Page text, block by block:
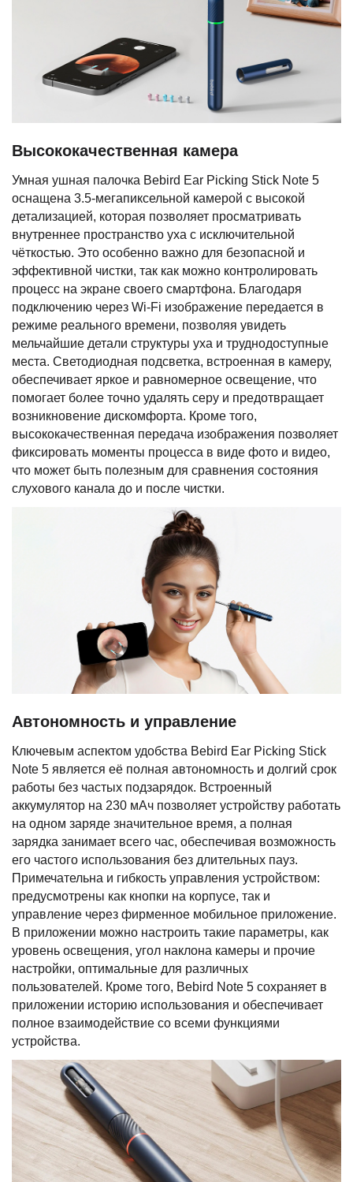
Высококачественная камера
Умная ушная палочка Bebird Ear Picking Stick Note 5
оснащена 3.5-мегапиксельной камерой с высокой
детализацией, которая позволяет просматривать
внутреннее пространство уха с исключительной
чёткостью. Это особенно важно для безопасной и
эффективной чистки, так как можно контролировать
процесс на экране своего смартфона. Благодаря
подключению через Wi-Fi изображение передается в
режиме реального времени, позволяя увидеть
мельчайшие детали структуры уха и труднодоступные
места. Светодиодная подсветка, встроенная в камеру,
обеспечивает яркое и равномерное освещение, что
помогает более точно удалять серу и предотвращает
возникновение дискомфорта. Кроме того,
высококачественная передача изображения позволяет
фиксировать моменты процесса в виде фото и видео,
что может быть полезным для сравнения состояния
слухового канала до и после чистки.
Автономность и управление
Ключевым аспектом удобства Bebird Ear Picking Stick
Note 5 является её полная автономность и долгий срок
работы без частых подзарядок. Встроенный
аккумулятор на 230 мАч позволяет устройству работать
на одном заряде значительное время, а полная
зарядка занимает всего час, обеспечивая возможность
его частого использования без длительных пауз.
Примечательна и гибкость управления устройством:
предусмотрены как кнопки на корпусе, так и
управление через фирменное мобильное приложение.
В приложении можно настроить такие параметры, как
уровень освещения, угол наклона камеры и прочие
настройки, оптимальные для различных
пользователей. Кроме того, Bebird Note 5 сохраняет в
приложении историю использования и обеспечивает
полное взаимодействие со всеми функциями
устройства.